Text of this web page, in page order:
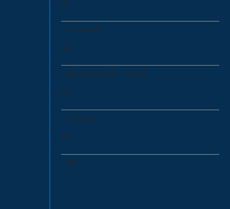
2021
現在の社屋に移転
2023
札幌市競争入札参加資格者 A等級認定
2024
売上22億円突破
2025
35周年